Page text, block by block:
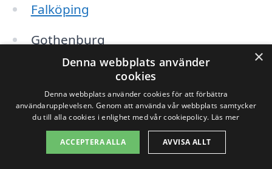
Falköping
Gothenburg
Härryda
Skara
Tidaholm
×
Denna webbplats använder
cookies
Denna webbplats använder cookies för att förbättra
användarupplevelsen. Genom att använda vår webbplats samtycker
du till alla cookies i enlighet med vår cookiepolicy. Läs mer
ACCEPTERA ALLA AVVISA ALLT